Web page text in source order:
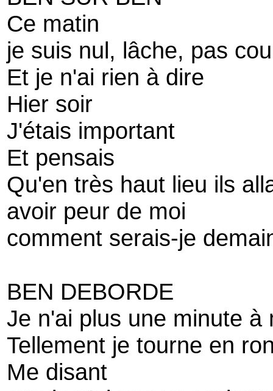
Ce matin
je suis nul, lâche, pas
Et je n'ai rien à dire
Hier soir
J'étais important
Et pensais
Qu'en très haut lieu ils
avoir peur de moi
comment serais-je
BEN DEBORDE
Je n'ai plus une minute à
Tellement je tourne en
Me disant